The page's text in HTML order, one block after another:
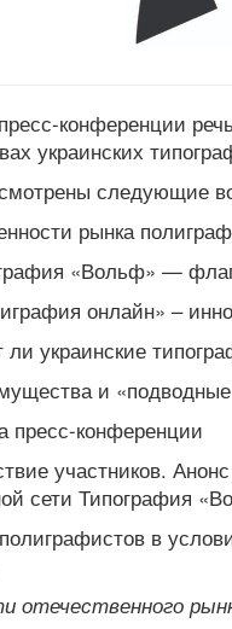
конференции
украинских
следующие
рынка
«Вольф» —
онлайн» –
украинские
и
пресс-конференции
участников.
сети Типография
в
отечественного